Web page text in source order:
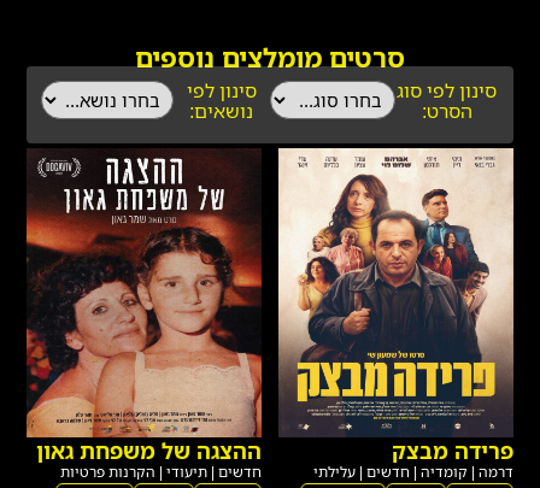
סרטים מומלצים נוספים
סינון לפי
נושאים:
סינון לפי סוג
הסרט:
פרידה מבצק
דרמה | קומדיה | חדשים |עלילתי
ההצגה של משפחת גאון
חדשים | תיעודי | הקרנות פרטיות